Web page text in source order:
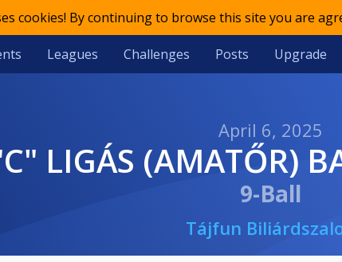
cookies! By continuing to browse this site you are
Leagues Challenges Posts Upgrade
April 6, 2025
"C" LIGÁS (AMATŐR)
9-Ball
Tájfun